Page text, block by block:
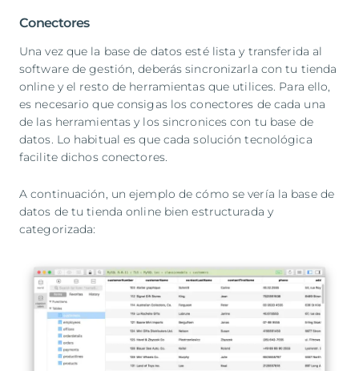
Conectores
Una vez que la base de datos esté lista y transferida al
software de gestión, deberás sincronizarla con tu tienda
online y el resto de herramientas que utilices. Para ello,
es necesario que consigas los conectores de cada una
de las herramientas y los sincronices con tu base de
datos. Lo habitual es que cada solución tecnológica
facilite dichos conectores.
A continuación, un ejemplo de cómo se vería la base de
datos de tu tienda online bien estructurada y
categorizada: